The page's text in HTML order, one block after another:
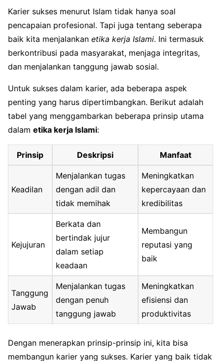
Karier sukses menurut Islam tidak hanya soal
pencapaian profesional. Tapi juga tentang seberapa
baik kita menjalankan etika kerja Islami. Ini termasuk
berkontribusi pada masyarakat, menjaga integritas,
dan menjalankan tanggung jawab sosial.
Untuk sukses dalam karier, ada beberapa aspek
penting yang harus dipertimbangkan. Berikut adalah
tabel yang menggambarkan beberapa prinsip utama
dalam etika kerja Islami:
Prinsip Deskripsi Manfaat
Keadilan
Menjalankan tugas
dengan adil dan
tidak memihak
Meningkatkan
kepercayaan dan
kredibilitas
Kejujuran
Berkata dan
bertindak jujur
dalam setiap
keadaan
Membangun
reputasi yang
baik
Tanggung
Jawab
Menjalankan tugas
dengan penuh
tanggung jawab
Meningkatkan
efisiensi dan
produktivitas
Dengan menerapkan prinsip-prinsip ini, kita bisa
membangun karier yang sukses. Karier yang baik tidak